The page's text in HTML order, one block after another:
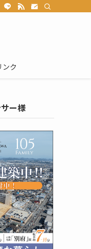
ンク
ー様